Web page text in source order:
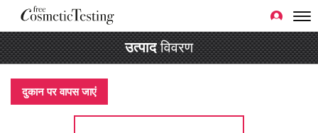
उत्पादविवरण
दुकान पर वापस जाएं